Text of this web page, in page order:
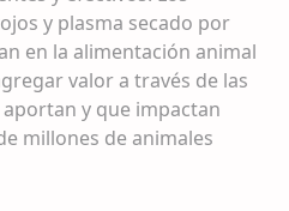
y plasma secado por
en la alimentación animal
valor a través de las
y que impactan
millones de animales